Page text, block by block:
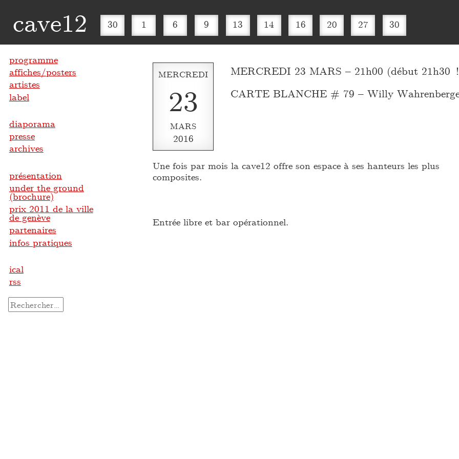
cave12 30 1 6 9 13 14 16 20 27 30
MERCREDI
23
MARS
2016
MERCREDI 23 MARS – 21h00 (début 21h30
CARTE BLANCHE # 79 – Willy
Une fois par mois la cave12 offre son espace à ses hanteurs les plus
composites.
Entrée libre et bar opérationnel.
programme
affiches/posters
artistes
label
diaporama
presse
archives
présentation
under the ground
(brochure)
prix 2011 de la ville
de genève
partenaires
infos pratiques
ical
rss
Rechercher :